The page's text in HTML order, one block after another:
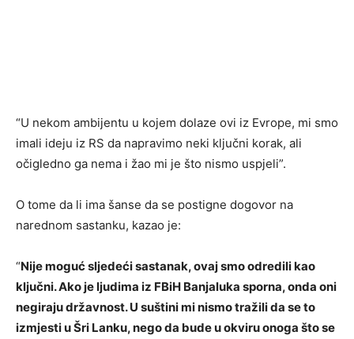
“U nekom ambijentu u kojem dolaze ovi iz Evrope, mi smo
imali ideju iz RS da napravimo neki ključni korak, ali
očigledno ga nema i žao mi je što nismo uspjeli”.
O tome da li ima šanse da se postigne dogovor na
narednom sastanku, kazao je:
“Nije moguć sljedeći sastanak, ovaj smo odredili kao
ključni. Ako je ljudima iz FBiH Banjaluka sporna, onda oni
negiraju državnost. U suštini mi nismo tražili da se to
izmjesti u Šri Lanku, nego da bude u okviru onoga što se